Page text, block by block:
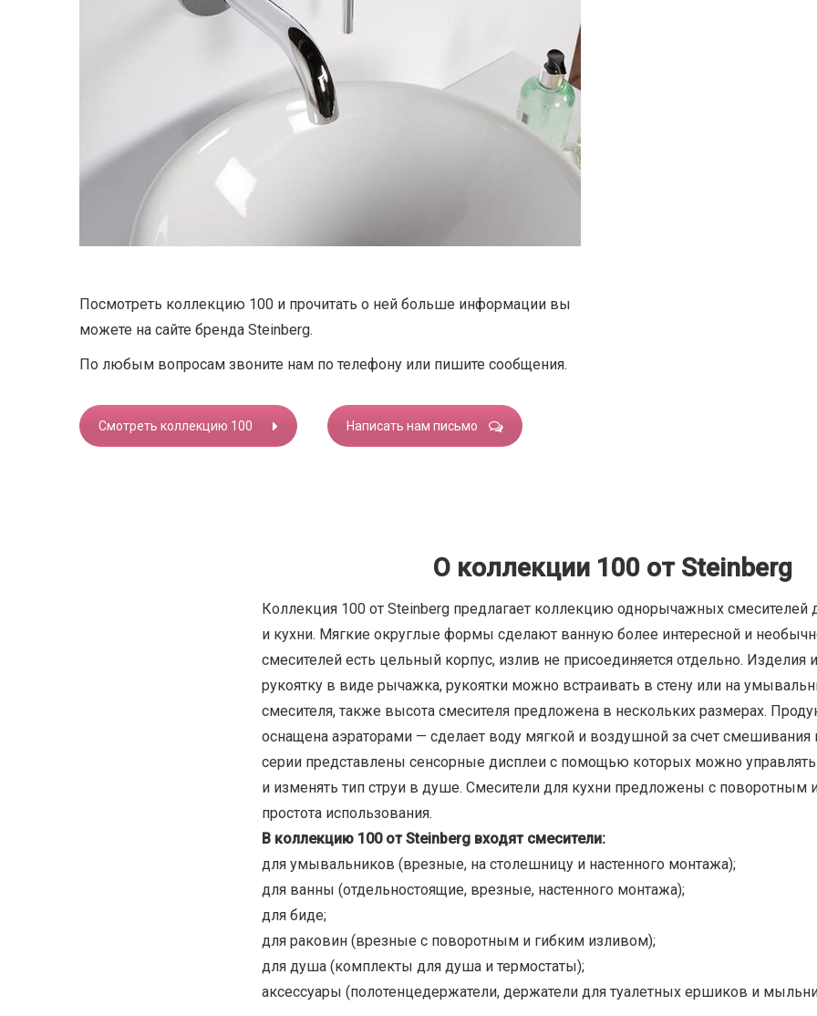
Посмотреть коллекцию 100 и прочитать о ней больше информации вы
можете на сайте бренда Steinberg.
По любым вопросам звоните нам по телефону или пишите сообщения.
Смотреть коллекцию 100 Написать нам письмо
О коллекции 100 от Steinberg
Коллекция 100 от Steinberg предлагает коллекцию однорычажных смесителей
и кухни. Мягкие округлые формы сделают ванную более интересной и
смесителей есть цельный корпус, излив не присоединяется отдельно.
рукоятку в виде рычажка, рукоятки можно встраивать в стену или на
смесителя, также высота смесителя предложена в нескольких размерах.
оснащена аэраторами — сделает воду мягкой и воздушной за счет смешивания
серии представлены сенсорные дисплеи с помощью которых можно
и изменять тип струи в душе. Смесители для кухни предложены с поворотным
простота использования.
В коллекцию 100 от Steinberg входят смесители:
для умывальников (врезные, на столешницу и настенного монтажа);
для ванны (отдельностоящие, врезные, настенного монтажа);
для биде;
для раковин (врезные с поворотным и гибким изливом);
для душа (комплекты для душа и термостаты);
аксессуары (полотенцедержатели, держатели для туалетных ершиков и